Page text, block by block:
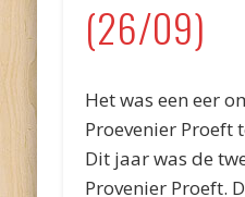
(26/09)
Het was een eer
Proevenier Proeft
Dit jaar was de
Provenier Proeft.